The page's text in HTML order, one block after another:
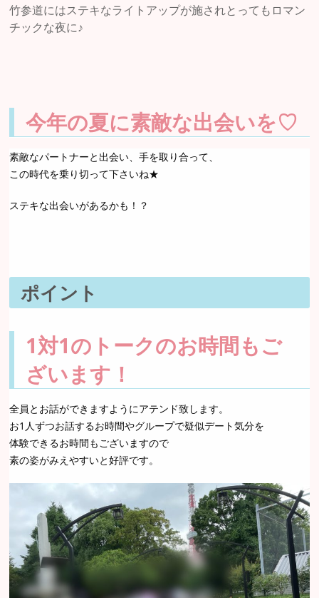
竹参道にはステキなライトアップが施されとってもロマン
チックな夜に♪
今年の夏に素敵な出会いを♡
素敵なパートナーと出会い、手を取り合って、
この時代を乗り切って下さいね★
ステキな出会いがあるかも！？
ポイント
1対1のトークのお時間もご
ざいます！
全員とお話ができますようにアテンド致します。
お1人ずつお話するお時間やグループで疑似デート気分を
体験できるお時間もございますので
素の姿がみえやすいと好評です。